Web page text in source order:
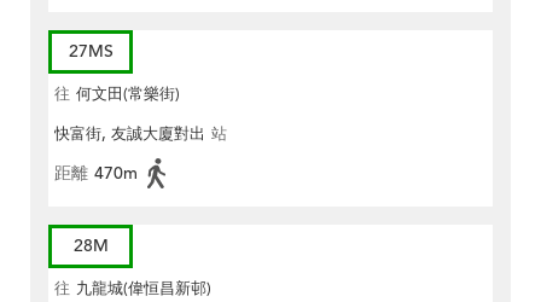
27MS
往 何文田(常樂街)
快富街, 友誠大廈對出 站
距離 470m
28M
往 九龍城(偉恒昌新邨)